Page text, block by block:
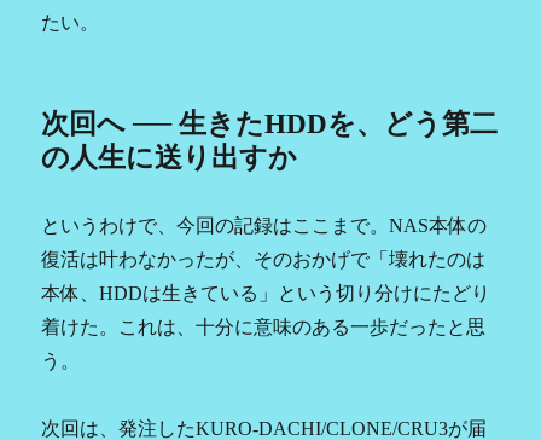
たい。
次回へ ── 生きたHDDを、どう第二
の人生に送り出すか
というわけで、今回の記録はここまで。NAS本体の
復活は叶わなかったが、そのおかげで「壊れたのは
本体、HDDは生きている」という切り分けにたどり
着けた。これは、十分に意味のある一歩だったと思
う。
次回は、発注したKURO-DACHI/CLONE/CRU3が届